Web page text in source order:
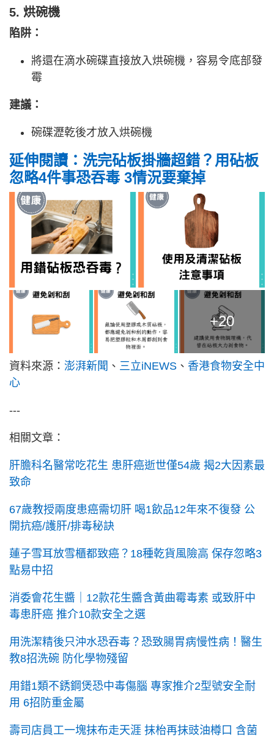
5. 烘碗機
陷阱：
將還在滴水碗碟直接放入烘碗機，容易令底部發
霉
建議：
碗碟瀝乾後才放入烘碗機
延伸閱讀：洗完砧板掛牆超錯？用砧板
忽略4件事恐吞毒 3情況要棄掉
+20
資料來源： 澎湃新聞 、 三立iNEWS 、 香港食物安全中
心
---
相關文章：
肝膽科名醫常吃花生 患肝癌逝世僅54歲 揭2大因素最
致命
67歲教授兩度患癌需切肝 喝1飲品12年來不復發 公
開抗癌/護肝/排毒秘訣
蓮子雪耳放雪櫃都致癌？18種乾貨風險高 保存忽略3
點易中招
消委會花生醬｜12款花生醬含黃曲霉毒素 或致肝中
毒患肝癌 推介10款安全之選
用洗潔精後只沖水恐吞毒？恐致腸胃病慢性病！醫生
教8招洗碗 防化學物殘留
用錯1類不銹鋼煲恐中毒傷腦 專家推介2型號安全耐
用 6招防重金屬
壽司店員工一塊抹布走天涯 抹枱再抹豉油樽口 含菌